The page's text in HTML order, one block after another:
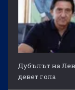
Дубълът на
девет гола